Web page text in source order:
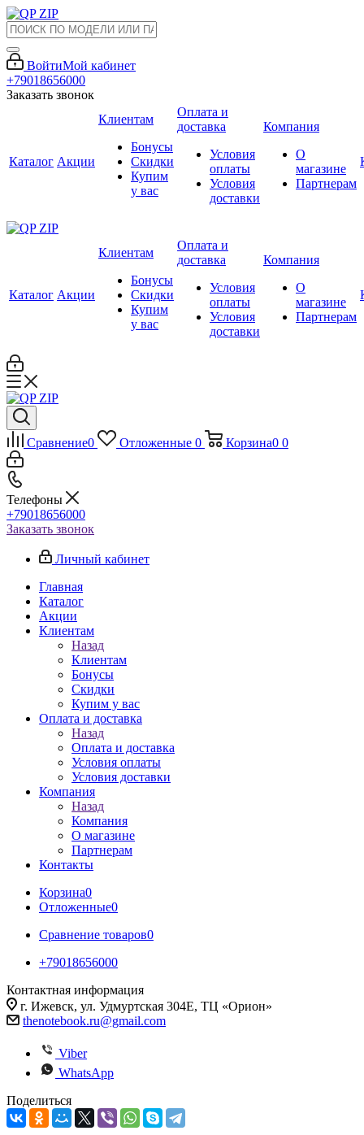
ВойтиМой кабинет
+79018656000
Заказать звонок
Каталог Акции
Клиентам
Бонусы
Скидки
Купим
у вас
Оплата и
доставка
Условия
оплаты
Условия
доставки
Компания
О
магазине
Партнерам
Каталог Акции
Клиентам
Бонусы
Скидки
Купим
у вас
Оплата и
доставка
Условия
оплаты
Условия
доставки
Компания
О
магазине
Партнерам
Сравнение0 Отложенные 0 Корзина0 0
Телефоны
+79018656000
Заказать звонок
Личный кабинет
Главная
Каталог
Акции
Клиентам
Назад
Клиентам
Бонусы
Скидки
Купим у вас
Оплата и доставка
Назад
Оплата и доставка
Условия оплаты
Условия доставки
Компания
Назад
Компания
О магазине
Партнерам
Контакты
Корзина0
Отложенные0
Сравнение товаров0
+79018656000
Контактная информация
г. Ижевск, ул. Удмуртская 304Е, ТЦ «Орион»
thenotebook.ru@gmail.com
Viber
WhatsApp
Поделиться